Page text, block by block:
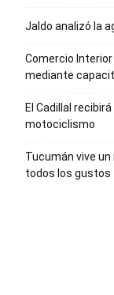
Jaldo analizó la
Comercio
mediante
El Cadillal
motociclismo
Tucumán vive
todos los gustos